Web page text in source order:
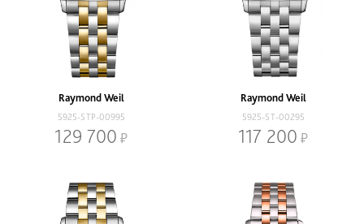
Raymond Weil
5925-STP-00995
129 700
Raymond Weil
5925-ST-00295
117 200